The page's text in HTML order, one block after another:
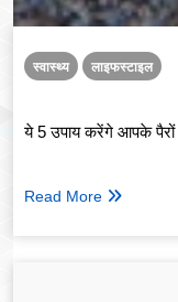
स्वास्थ्य लाइफस्टाइल
ये 5 उपाय करेंगे आपके पैरों
Read More